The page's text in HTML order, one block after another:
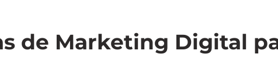
de Marketing Digital